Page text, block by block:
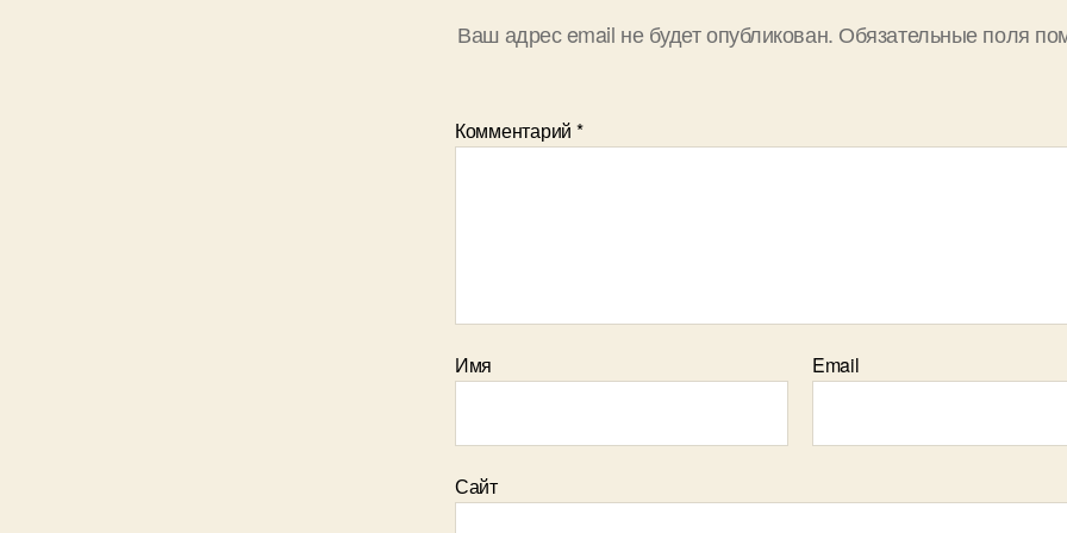
Ваш адрес email не будет опубликован. Обязательные поля
Комментарий *
Имя Email
Сайт